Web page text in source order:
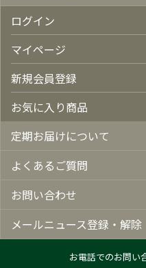
ログイン
マイページ
新規会員登録
お気に入り商品
定期お届けについて
よくあるご質問
お問い合わせ
メールニュース登録・解除
お電話でのお問い